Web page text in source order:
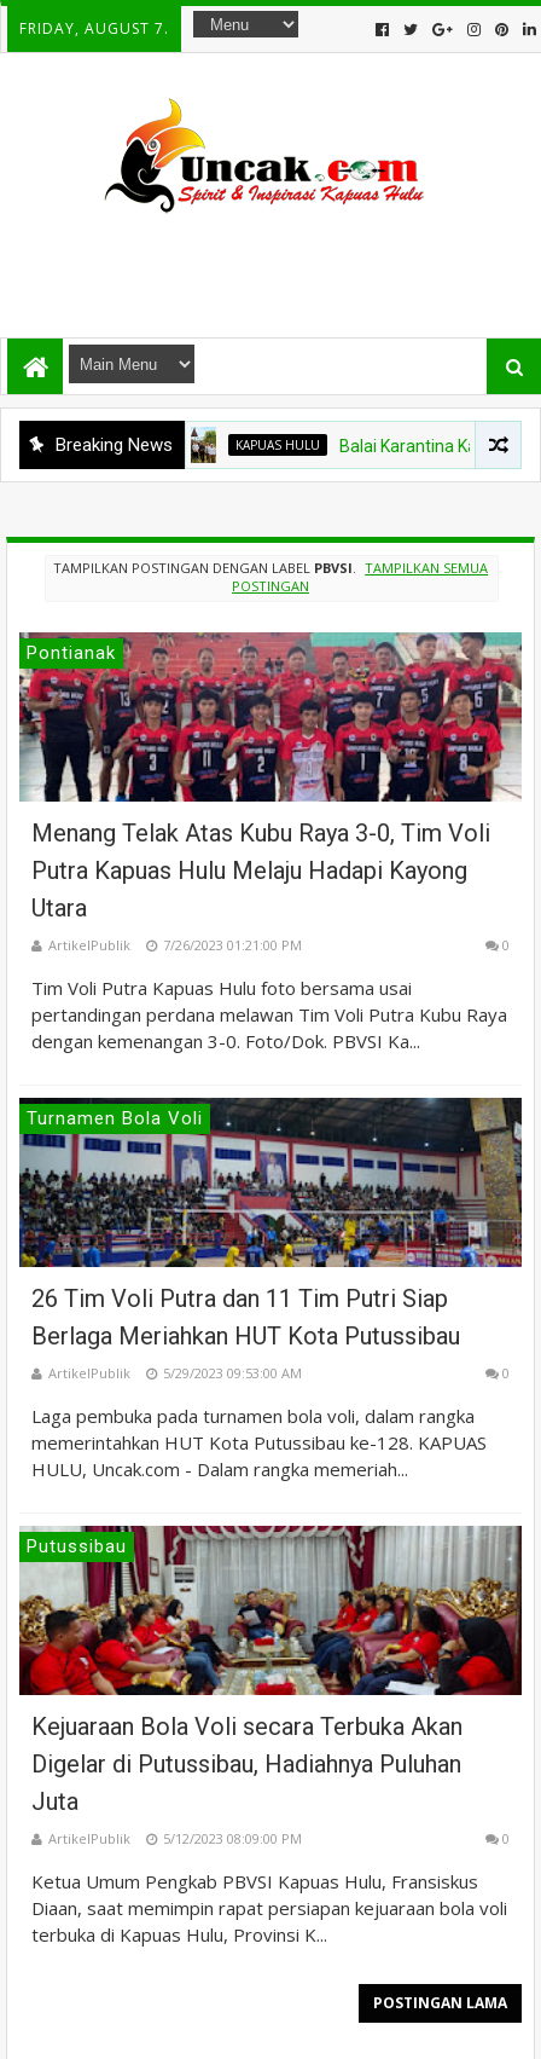
FRIDAY, AUGUST 7.
Breaking News KAPUAS HULU Balai Karantina Kalbar Tinjau
TAMPILKAN POSTINGAN DENGAN LABEL PBVSI. TAMPILKAN SEMUA
POSTINGAN
Pontianak
Menang Telak Atas Kubu Raya 3-0, Tim Voli
Putra Kapuas Hulu Melaju Hadapi Kayong
Utara
ArtikelPublik 7/26/2023 01:21:00 PM 0
Tim Voli Putra Kapuas Hulu foto bersama usai
pertandingan perdana melawan Tim Voli Putra Kubu Raya
dengan kemenangan 3-0. Foto/Dok. PBVSI Ka...
Turnamen Bola Voli
26 Tim Voli Putra dan 11 Tim Putri Siap
Berlaga Meriahkan HUT Kota Putussibau
ArtikelPublik 5/29/2023 09:53:00 AM 0
Laga pembuka pada turnamen bola voli, dalam rangka
memerintahkan HUT Kota Putussibau ke-128. KAPUAS
HULU, Uncak.com - Dalam rangka memeriah...
Putussibau
Kejuaraan Bola Voli secara Terbuka Akan
Digelar di Putussibau, Hadiahnya Puluhan
Juta
ArtikelPublik 5/12/2023 08:09:00 PM 0
Ketua Umum Pengkab PBVSI Kapuas Hulu, Fransiskus
Diaan, saat memimpin rapat persiapan kejuaraan bola voli
terbuka di Kapuas Hulu, Provinsi K...
POSTINGAN LAMA